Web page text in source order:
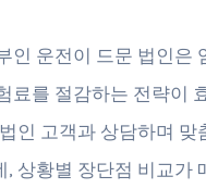
인 운전이 드문 법인은
료를 절감하는 전략이
인 고객과 상담하며 맞
, 상황별 장단점 비교가